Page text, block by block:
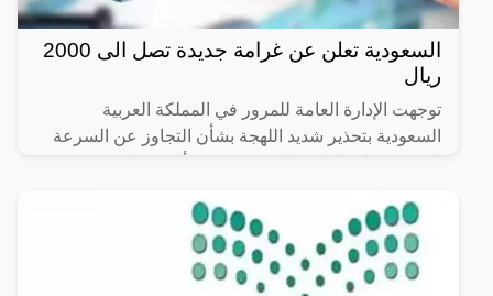
السعودية تعلن عن غرامة جديدة تصل الى 2000
ريال
توجهت الإدارة العامة للمرور في المملكة العربية
السعودية بتحذير شديد اللهجة بشأن التجاوز عن السرعة